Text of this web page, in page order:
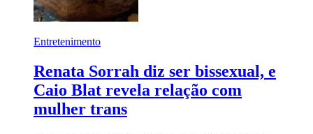
Entretenimento
Renata Sorrah diz ser bissexual, e
Caio Blat revela relação com
mulher trans